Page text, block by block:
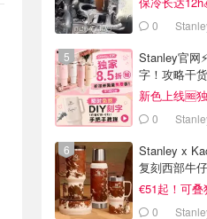
0
Stanley官网
字！攻略干
新色上线🆓
0
Stanley x
复刻西部牛
€51起！可
0